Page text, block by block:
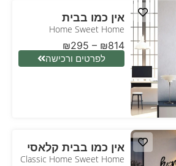
אין כמו בבית
Home Sweet Home
₪295 – ₪814
לפרטים ורכישה
אין כמו בבית קלאסי
Classic Home Sweet Home